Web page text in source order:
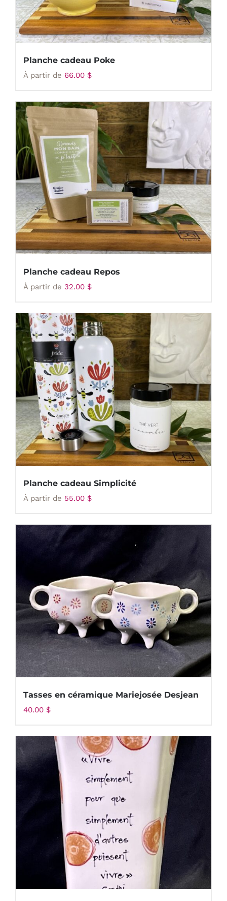
Planche cadeau Poke
À partir de 66.00 $
Planche cadeau Repos
À partir de 32.00 $
Planche cadeau Simplicité
À partir de 55.00 $
Tasses en céramique Mariejosée Desjean
40.00 $